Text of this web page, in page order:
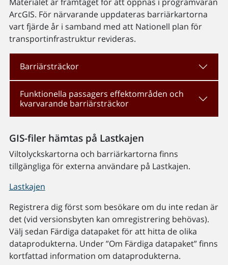
ArcGIS. För närvarande uppdateras barriärkartorna
vart fjärde år i samband med att Nationell plan för
transportinfrastruktur revideras.
Barriärsträckor
Funktionella passagers effektområden och
kvarvarande barriärsträckor
GIS-filer hämtas på Lastkajen
Viltolyckskartorna och barriärkartorna finns
tillgängliga för externa användare på Lastkajen.
Lastkajen
Registrera dig först som besökare om du inte redan är
det (vid versionsbyten kan omregistrering behövas).
Välj sedan Färdiga datapaket för att hitta de olika
dataprodukterna. Under ”Om Färdiga datapaket” finns
kortfattad information om dataprodukterna.